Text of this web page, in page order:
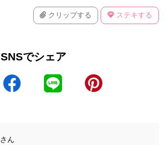
クリップする ステキする
SNSでシェア
さん